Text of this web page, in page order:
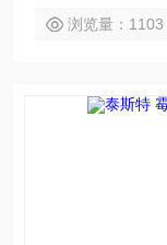
控温精确可靠。
浏览量：1103